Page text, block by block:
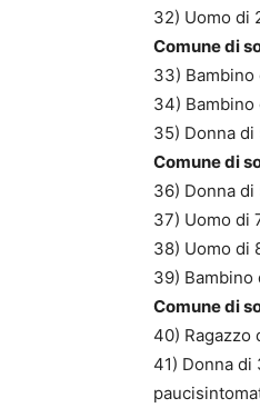
32) Uomo di
Comune di
33)
34)
35) Donna
Comune di
36) Donna
37) Uomo di
38) Uomo di
39)
Comune di
40) Ragazzo
41) Donna